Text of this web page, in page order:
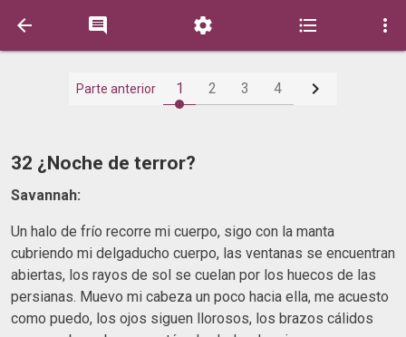
    
Parte anterior 1 2 3 4 
32 ¿Noche de terror?
Savannah:
Un halo de frío recorre mi cuerpo, sigo con la manta
cubriendo mi delgaducho cuerpo, las ventanas se encuentran
abiertas, los rayos de sol se cuelan por los huecos de las
persianas. Muevo mi cabeza un poco hacia ella, me acuesto
como puedo, los ojos siguen llorosos, los brazos cálidos